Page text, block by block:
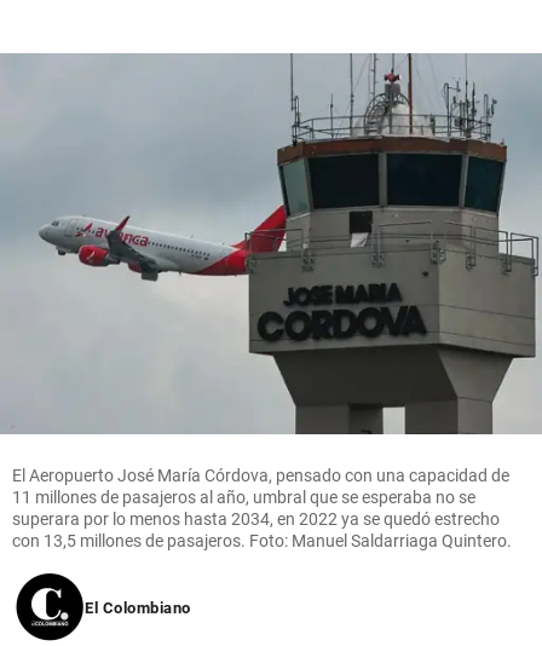
El Aeropuerto José María Córdova, pensado con una capacidad de
11 millones de pasajeros al año, umbral que se esperaba no se
superara por lo menos hasta 2034, en 2022 ya se quedó estrecho
con 13,5 millones de pasajeros. Foto: Manuel Saldarriaga Quintero.
El Colombiano